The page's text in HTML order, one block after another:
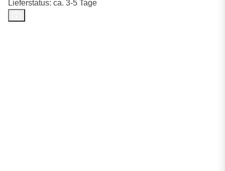
Lieferstatus: ca. 3-5 Tage